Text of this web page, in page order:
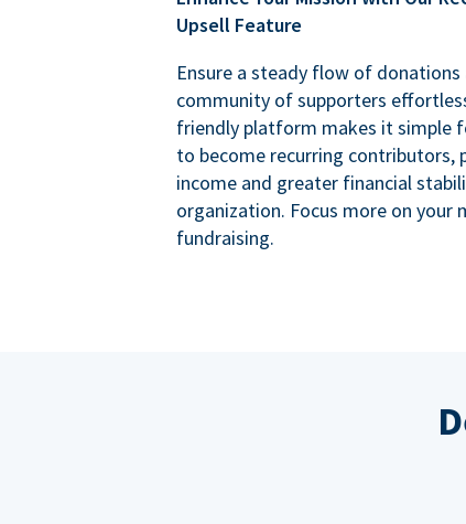
Upsell Feature
Ensure a steady flow of
community of supporters
friendly platform makes it simple
to become recurring contributors,
income and greater financial
organization. Focus more on your
fundraising.